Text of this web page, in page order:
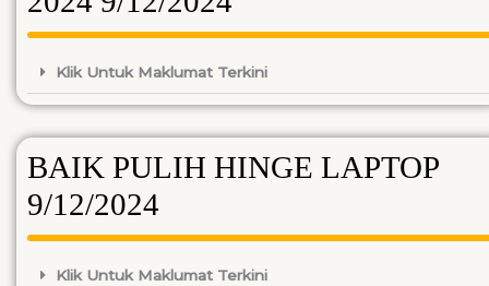
Klik Untuk Maklumat Terkini
BAIK PULIH HINGE LAPTOP
9/12/2024
Klik Untuk Maklumat Terkini